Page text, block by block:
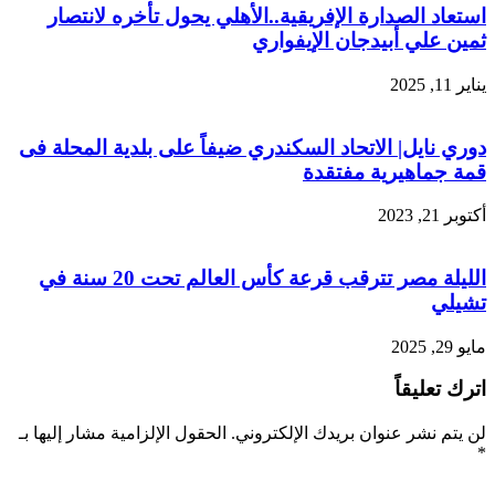
استعاد الصدارة الإفريقية..الأهلي يحول تأخره لانتصار
ثمين علي أبيدجان الإيفواري
يناير 11, 2025
دوري نايل| الاتحاد السكندري ضيفاً على بلدية المحلة فى
قمة جماهيرية مفتقدة
أكتوبر 21, 2023
الليلة مصر تترقب قرعة كأس العالم تحت 20 سنة في
تشيلي
مايو 29, 2025
اترك تعليقاً
لن يتم نشر عنوان بريدك الإلكتروني. الحقول الإلزامية مشار إليها بـ
*